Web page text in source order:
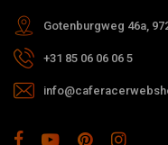
Gotenburgweg 46a,
+31 85 06 06 06 5